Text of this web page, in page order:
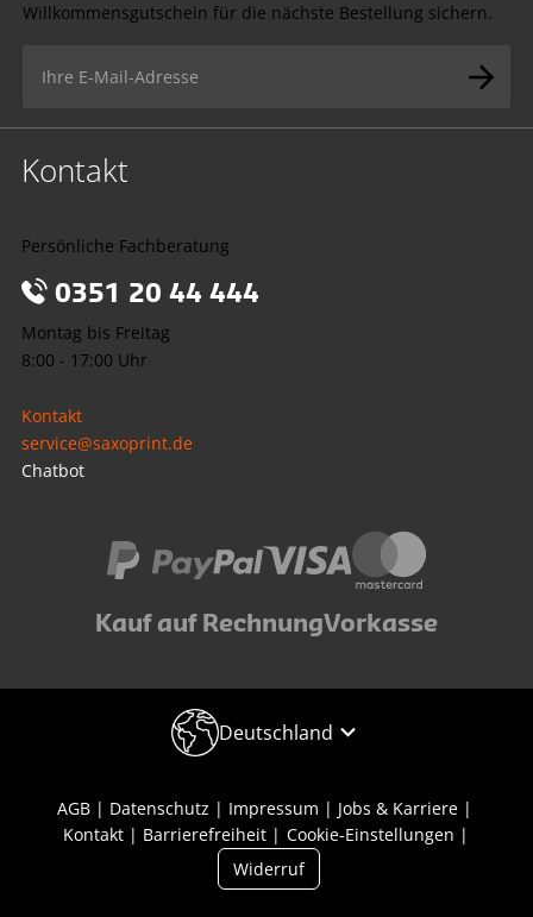
Willkommensgutschein für die nächste Bestellung sichern.
Kontakt
Persönliche Fachberatung
0351 20 44 444
Montag bis Freitag
8:00 - 17:00 Uhr
Kontakt
service@saxoprint.de
Chatbot
Kauf auf RechnungVorkasse
Deutschland
AGB Datenschutz Impressum
Jobs & Karriere
Kontakt
Barrierefreiheit
Cookie-Einstellungen
Widerruf